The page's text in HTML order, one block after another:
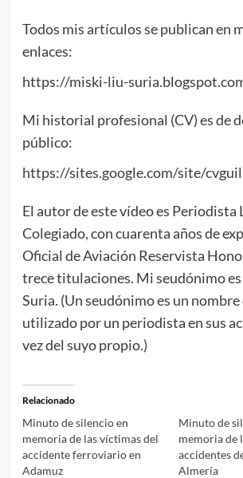
Todos mis artículos se publican en
enlaces:
https://miski-liu-
Mi historial profesional (CV) es de
público:
https://sites.google.com/site/
El autor de este vídeo es Periodista
Colegiado, con cuarenta años de
Oficial de Aviación Reservista
trece titulaciones. Mi seudónimo
Suria. (Un seudónimo es un nombre
utilizado por un periodista en sus
vez del suyo propio.)
Relacionado
Minuto de silencio en
memoria de las víctimas del
accidente ferroviario en
Adamuz
Minuto de
memoria de
accidentes
Almería